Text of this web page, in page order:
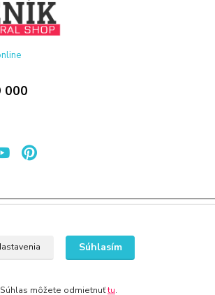
000
Súhlasím
Súhlas môžete odmietnuťtu.